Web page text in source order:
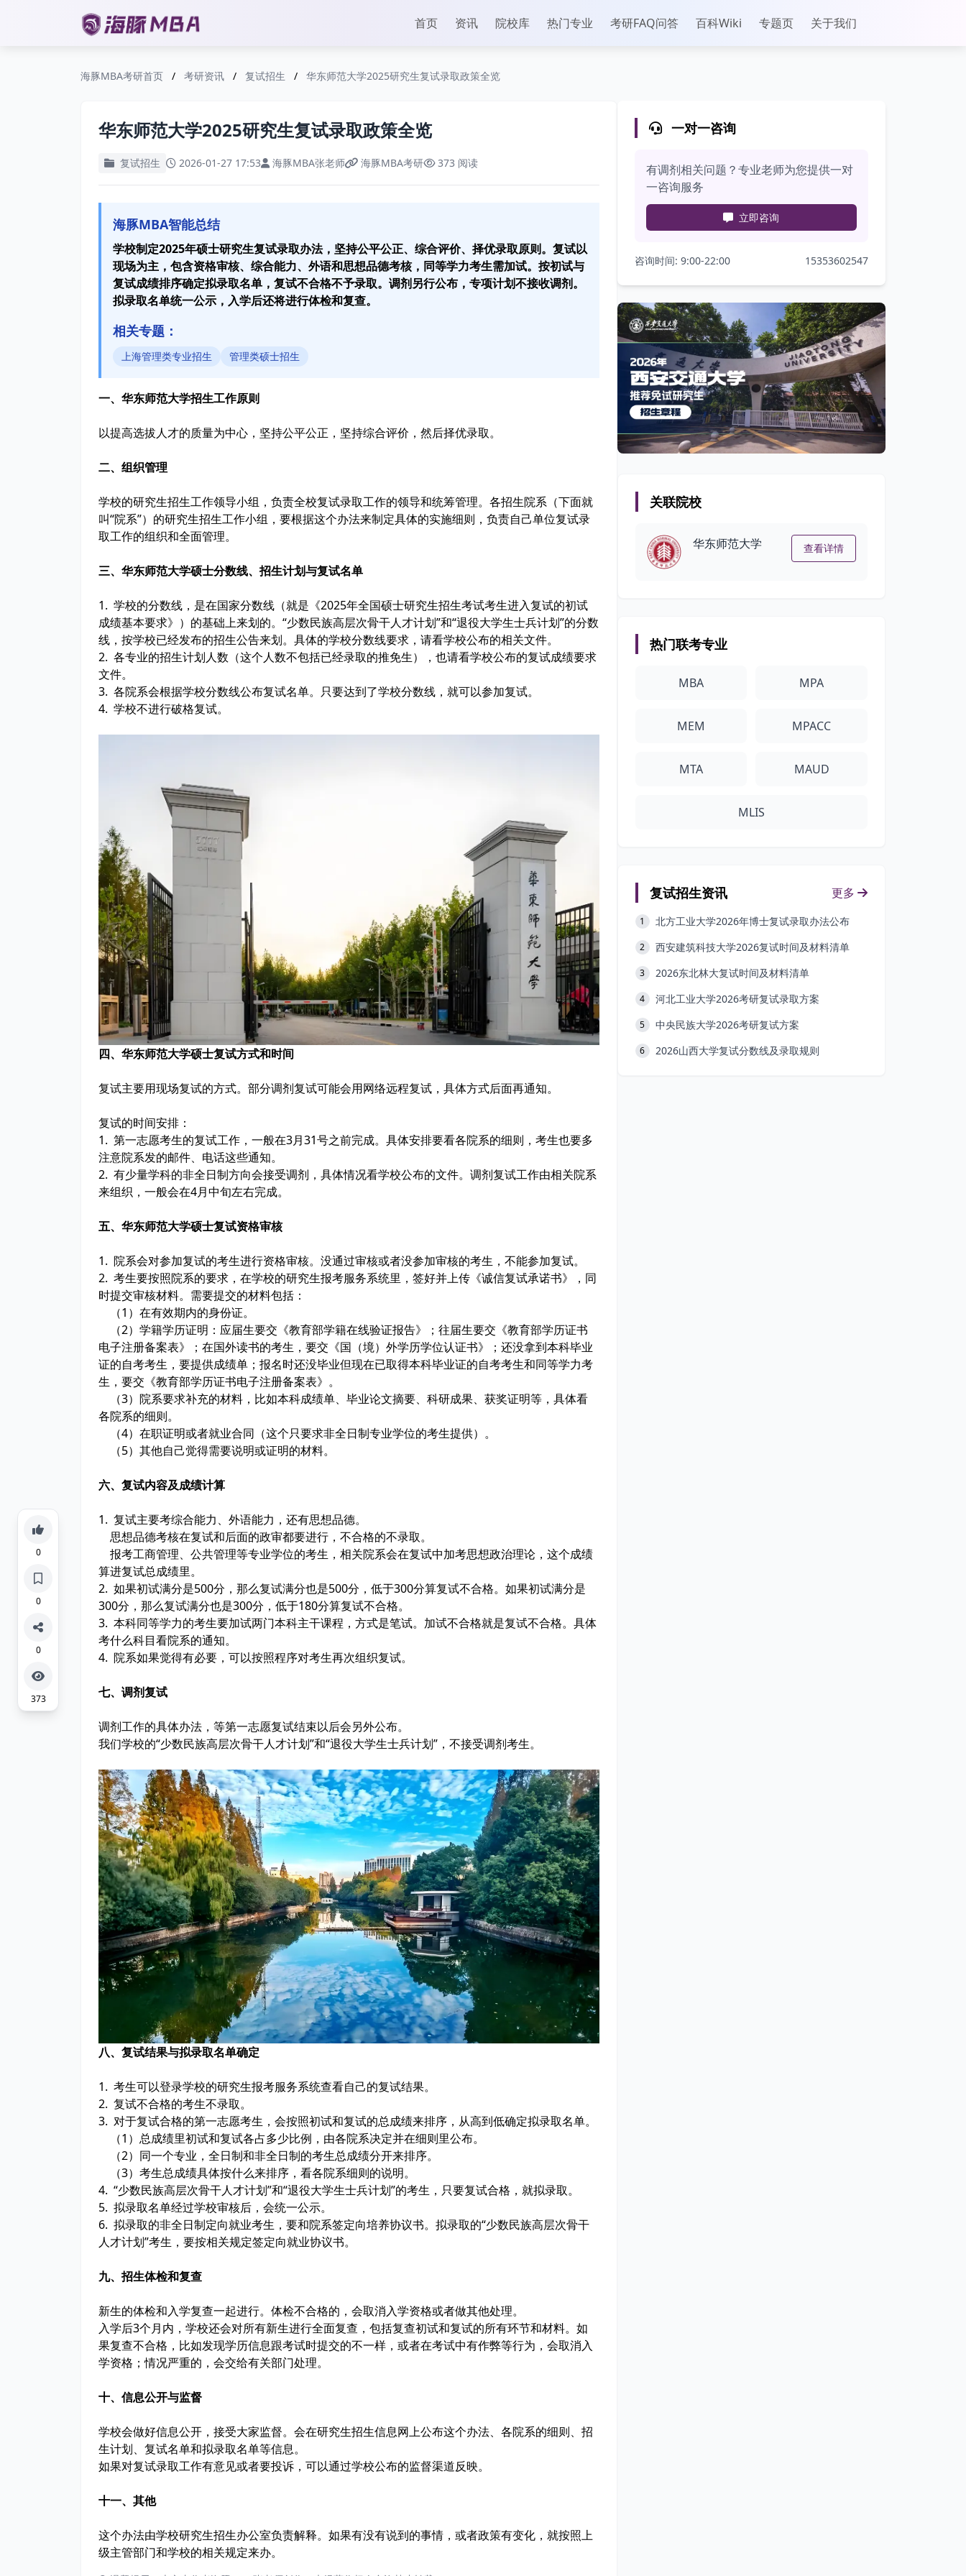
首页 资讯 院校库 热门专业 考研FAQ问答 百科Wiki 专题页 关于我们
海豚MBA考研首页 / 考研资讯 / 复试招生 / 华东师范大学2025研究生复试录取政策全览
华东师范大学2025研究生复试录取政策全览
复试招生 2026-01-27 17:53 海豚MBA张老师 海豚MBA考研 373 阅读
海豚MBA智能总结
学校制定2025年硕士研究生复试录取办法，坚持公平公正、综合评价、择优录取原则。复试以
现场为主，包含资格审核、综合能力、外语和思想品德考核，同等学力考生需加试。按初试与
复试成绩排序确定拟录取名单，复试不合格不予录取。调剂另行公布，专项计划不接收调剂。
拟录取名单统一公示，入学后还将进行体检和复查。
相关专题：
上海管理类专业招生 管理类硕士招生
一、华东师范大学招生工作原则
以提高选拔人才的质量为中心，坚持公平公正，坚持综合评价，然后择优录取。
二、组织管理
学校的研究生招生工作领导小组，负责全校复试录取工作的领导和统筹管理。各招生院系（下面就
叫“院系”）的研究生招生工作小组，要根据这个办法来制定具体的实施细则，负责自己单位复试录
取工作的组织和全面管理。
三、华东师范大学硕士分数线、招生计划与复试名单
1. 学校的分数线，是在国家分数线（就是《2025年全国硕士研究生招生考试考生进入复试的初试
成绩基本要求》）的基础上来划的。“少数民族高层次骨干人才计划”和“退役大学生士兵计划”的分数
线，按学校已经发布的招生公告来划。具体的学校分数线要求，请看学校公布的相关文件。
2. 各专业的招生计划人数（这个人数不包括已经录取的推免生），也请看学校公布的复试成绩要求
文件。
3. 各院系会根据学校分数线公布复试名单。只要达到了学校分数线，就可以参加复试。
4. 学校不进行破格复试。
四、华东师范大学硕士复试方式和时间
复试主要用现场复试的方式。部分调剂复试可能会用网络远程复试，具体方式后面再通知。
复试的时间安排：
1. 第一志愿考生的复试工作，一般在3月31号之前完成。具体安排要看各院系的细则，考生也要多
注意院系发的邮件、电话这些通知。
2. 有少量学科的非全日制方向会接受调剂，具体情况看学校公布的文件。调剂复试工作由相关院系
来组织，一般会在4月中旬左右完成。
五、华东师范大学硕士复试资格审核
1. 院系会对参加复试的考生进行资格审核。没通过审核或者没参加审核的考生，不能参加复试。
2. 考生要按照院系的要求，在学校的研究生报考服务系统里，签好并上传《诚信复试承诺书》，同
时提交审核材料。需要提交的材料包括：
（1）在有效期内的身份证。
（2）学籍学历证明：应届生要交《教育部学籍在线验证报告》；往届生要交《教育部学历证书
电子注册备案表》；在国外读书的考生，要交《国（境）外学历学位认证书》；还没拿到本科毕业
证的自考考生，要提供成绩单；报名时还没毕业但现在已取得本科毕业证的自考考生和同等学力考
生，要交《教育部学历证书电子注册备案表》。
（3）院系要求补充的材料，比如本科成绩单、毕业论文摘要、科研成果、获奖证明等，具体看
各院系的细则。
（4）在职证明或者就业合同（这个只要求非全日制专业学位的考生提供）。
（5）其他自己觉得需要说明或证明的材料。
六、复试内容及成绩计算
1. 复试主要考综合能力、外语能力，还有思想品德。
思想品德考核在复试和后面的政审都要进行，不合格的不录取。
报考工商管理、公共管理等专业学位的考生，相关院系会在复试中加考思想政治理论，这个成绩
算进复试总成绩里。
2. 如果初试满分是500分，那么复试满分也是500分，低于300分算复试不合格。如果初试满分是
300分，那么复试满分也是300分，低于180分算复试不合格。
3. 本科同等学力的考生要加试两门本科主干课程，方式是笔试。加试不合格就是复试不合格。具体
考什么科目看院系的通知。
4. 院系如果觉得有必要，可以按照程序对考生再次组织复试。
七、调剂复试
调剂工作的具体办法，等第一志愿复试结束以后会另外公布。
我们学校的“少数民族高层次骨干人才计划”和“退役大学生士兵计划”，不接受调剂考生。
八、复试结果与拟录取名单确定
1. 考生可以登录学校的研究生报考服务系统查看自己的复试结果。
2. 复试不合格的考生不录取。
3. 对于复试合格的第一志愿考生，会按照初试和复试的总成绩来排序，从高到低确定拟录取名单。
（1）总成绩里初试和复试各占多少比例，由各院系决定并在细则里公布。
（2）同一个专业，全日制和非全日制的考生总成绩分开来排序。
（3）考生总成绩具体按什么来排序，看各院系细则的说明。
4. “少数民族高层次骨干人才计划”和“退役大学生士兵计划”的考生，只要复试合格，就拟录取。
5. 拟录取名单经过学校审核后，会统一公示。
6. 拟录取的非全日制定向就业考生，要和院系签定向培养协议书。拟录取的“少数民族高层次骨干
人才计划”考生，要按相关规定签定向就业协议书。
九、招生体检和复查
新生的体检和入学复查一起进行。体检不合格的，会取消入学资格或者做其他处理。
入学后3个月内，学校还会对所有新生进行全面复查，包括复查初试和复试的所有环节和材料。如
果复查不合格，比如发现学历信息跟考试时提交的不一样，或者在考试中有作弊等行为，会取消入
学资格；情况严重的，会交给有关部门处理。
十、信息公开与监督
学校会做好信息公开，接受大家监督。会在研究生招生信息网上公布这个办法、各院系的细则、招
生计划、复试名单和拟录取名单等信息。
如果对复试录取工作有意见或者要投诉，可以通过学校公布的监督渠道反映。
十一、其他
这个办法由学校研究生招生办公室负责解释。如果有没有说到的事情，或者政策有变化，就按照上
级主管部门和学校的相关规定来办。
一对一咨询
有调剂相关问题？专业老师为您提供一对
一咨询服务
立即咨询
咨询时间: 9:00-22:00 15353602547
关联院校
华东师范大学 查看详情
热门联考专业
MBA MPA
MEM MPACC
MTA MAUD
MLIS
复试招生资讯 更多
1 北方工业大学2026年博士复试录取办法公布
2 西安建筑科技大学2026复试时间及材料清单
3 2026东北林大复试时间及材料清单
4 河北工业大学2026考研复试录取方案
5 中央民族大学2026考研复试方案
6 2026山西大学复试分数线及录取规则
0
0
0
373